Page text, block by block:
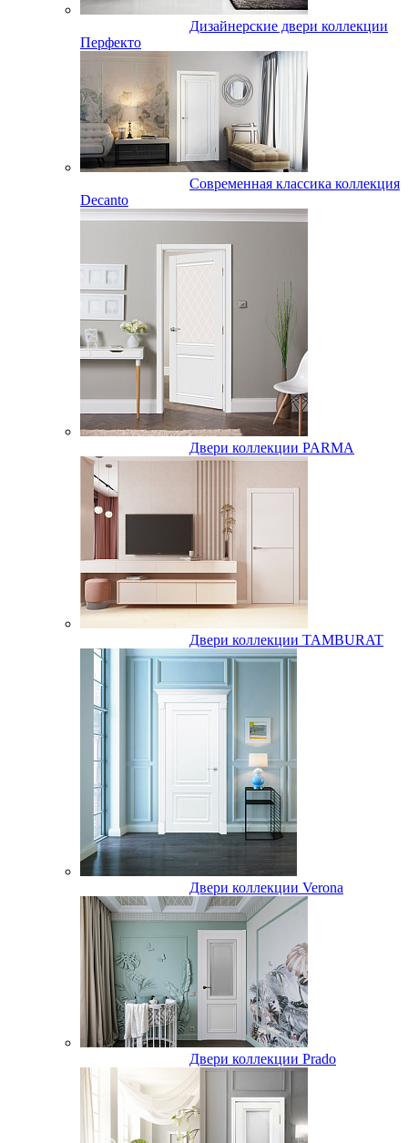
Дизайнерские двери коллекции
Перфекто
Современная классика коллекция
Decanto
Двери коллекции PARMA
Двери коллекции TAMBURAT
Двери коллекции Verona
Двери коллекции Prado